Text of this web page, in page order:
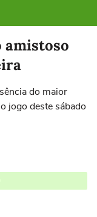
amistoso
do maior
jogo deste sábado